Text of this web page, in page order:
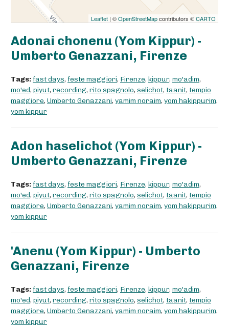
Leaflet | ©OpenStreetMapcontributors ©CARTO
Adonai chonenu (Yom Kippur) -
Umberto Genazzani, Firenze
Tags: fast days, feste maggiori, Firenze, kippur, mo'adim,
mo'ed, piyut, recording, rito spagnolo, selichot, taanit, tempio
maggiore, Umberto Genazzani, yamim noraim, yom hakippurim,
yom kippur
Adon haselichot (Yom Kippur) -
Umberto Genazzani, Firenze
Tags: fast days, feste maggiori, Firenze, kippur, mo'adim,
mo'ed, piyut, recording, rito spagnolo, selichot, taanit, tempio
maggiore, Umberto Genazzani, yamim noraim, yom hakippurim,
yom kippur
'Anenu (Yom Kippur) - Umberto
Genazzani, Firenze
Tags: fast days, feste maggiori, Firenze, kippur, mo'adim,
mo'ed, piyut, recording, rito spagnolo, selichot, taanit, tempio
maggiore, Umberto Genazzani, yamim noraim, yom hakippurim,
yom kippur